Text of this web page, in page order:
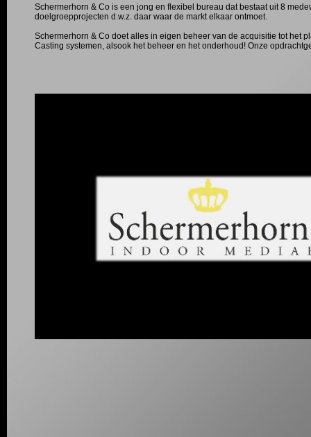
Schermerhorn & Co is een jong en flexibel bureau dat bestaat uit 8
doelgroepprojecten d.w.z. daar waar de markt elkaar ontmoet.
Schermerhorn & Co doet alles in eigen beheer van de acquisitie tot het
Casting systemen, alsook het beheer en het onderhoud! Onze